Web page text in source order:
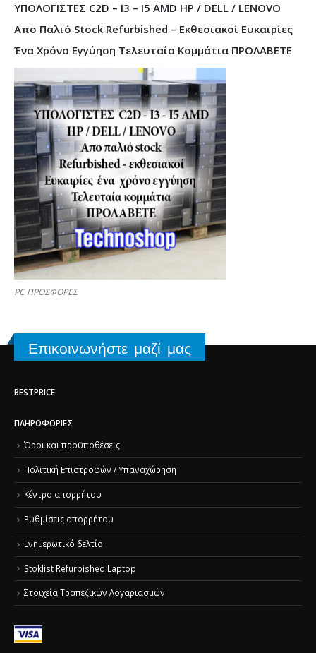
ΥΠΟΛΟΓΙΣΤΕΣ C2D – I3 – I5 AMD HP / DELL / LENOVO
Απο Παλιό Stock Refurbished – Εκθεσιακοί Ευκαιρίες
Ένα Χρόνο Εγγύηση Τελευταία Κομμάτια ΠΡΟΛΑΒΕΤΕ
PC ΠΡΟΣΦΟΡΕΣ
Επικοινωνήστε μαζί μας
BESTPRICE
ΠΛΗΡΟΦΟΡΊΕΣ
Όροι και προϋποθέσεις
Πολιτική Επιστροφών / Υπαναχώρηση
Κέντρο απορρήτου
Ρυθμίσεις απορρήτου
Ενημερωτικό δελτίο
Stoklist Refurbished Laptop
Στοιχεία Τραπεζικών Λογαριασμών